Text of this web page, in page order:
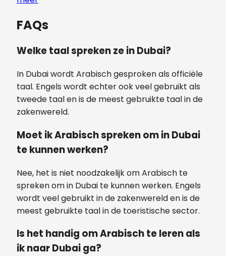
FAQs
Welke taal spreken ze in Dubai?
In Dubai wordt Arabisch gesproken als officiële
taal. Engels wordt echter ook veel gebruikt als
tweede taal en is de meest gebruikte taal in de
zakenwereld.
Moet ik Arabisch spreken om in Dubai
te kunnen werken?
Nee, het is niet noodzakelijk om Arabisch te
spreken om in Dubai te kunnen werken. Engels
wordt veel gebruikt in de zakenwereld en is de
meest gebruikte taal in de toeristische sector.
Is het handig om Arabisch te leren als
ik naar Dubai ga?